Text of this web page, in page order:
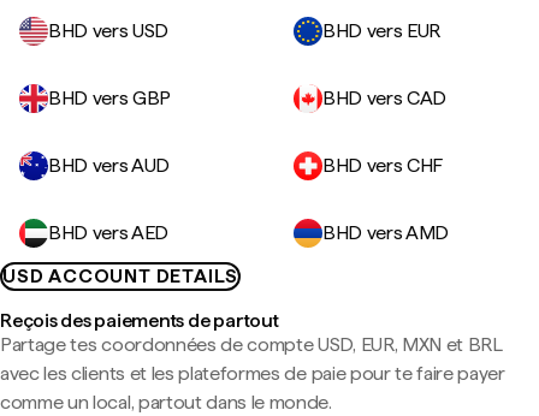
BHD vers USD
BHD vers EUR
BHD vers GBP BHD vers CAD
BHD vers AUD BHD vers CHF
BHD vers AED
BHD vers AMD
USD ACCOUNT DETAILS
Reçois des paiements de partout
Partage tes coordonnées de compte USD, EUR, MXN et BRL
avec les clients et les plateformes de paie pour te faire payer
comme un local, partout dans le monde.